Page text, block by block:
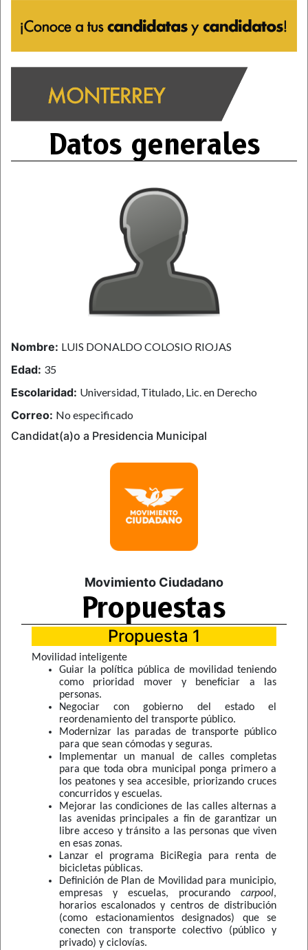
Datos generales
Nombre: LUIS DONALDO COLOSIO RIOJAS
Edad: 35
Escolaridad: Universidad, Titulado, Lic. en Derecho
Correo: No especificado
Candidat(a)o a Presidencia Municipal
Movimiento Ciudadano
Propuestas
Propuesta 1
Movilidad inteligente
Guiar la política pública de movilidad teniendo
como prioridad mover y beneficiar a las
personas.
Negociar con gobierno del estado el
reordenamiento del transporte público.
Modernizar las paradas de transporte público
para que sean cómodas y seguras.
Implementar un manual de calles completas
para que toda obra municipal ponga primero a
los peatones y sea accesible, priorizando cruces
concurridos y escuelas.
Mejorar las condiciones de las calles alternas a
las avenidas principales a fin de garantizar un
libre acceso y tránsito a las personas que viven
en esas zonas.
Lanzar el programa BiciRegia para renta de
bicicletas públicas.
Definición de Plan de Movilidad para municipio,
empresas y escuelas, procurando carpool,
horarios escalonados y centros de distribución
(como estacionamientos designados) que se
conecten con transporte colectivo (público y
privado) y ciclovías.